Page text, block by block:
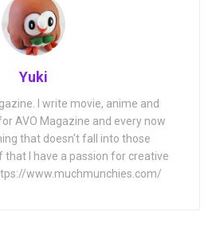
Yuki
I write movie, anime and
AVO Magazine and every now
that doesn't fall into those
that I have a passion for creative
www.muchmunchies.com/